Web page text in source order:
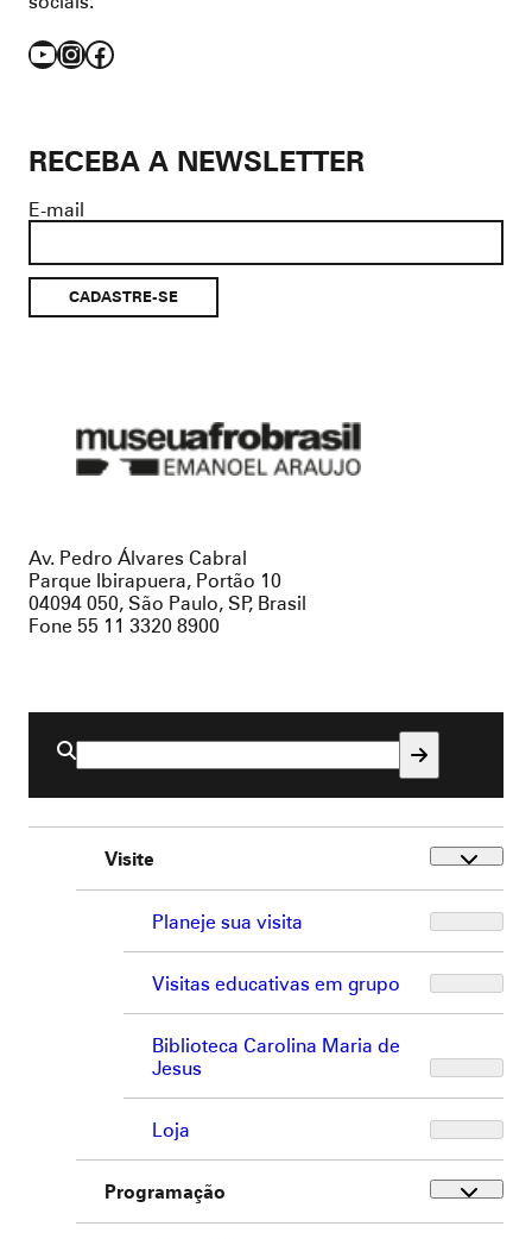
YouTube
Instagram
Facebook
RECEBA A NEWSLETTER
E-mail
Museu
Av. Pedro Álvares Cabral
Parque Ibirapuera, Portão 10
04094 050, São Paulo, SP, Brasil
Fone 55 11 3320 8900
Buscar
por:
Visite
Planeje sua visita
Visitas educativas em grupo
Biblioteca Carolina Maria de
Jesus
Loja
Programação